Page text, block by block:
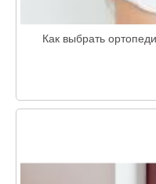
Как выбрать